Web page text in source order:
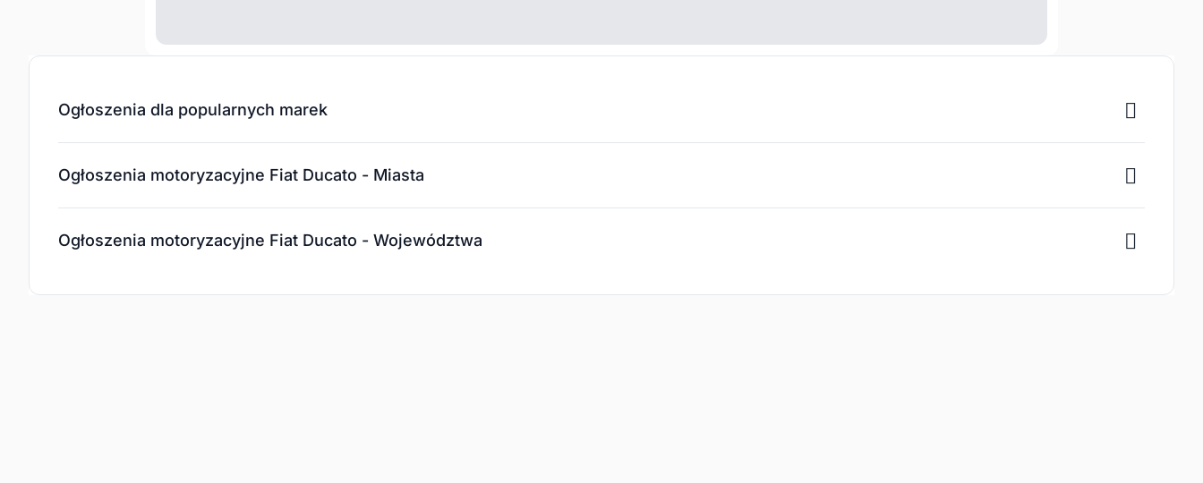
Ogłoszenia dla popularnych marek
Ogłoszenia motoryzacyjne Fiat Ducato - Miasta
Ogłoszenia motoryzacyjne Fiat Ducato - Województwa